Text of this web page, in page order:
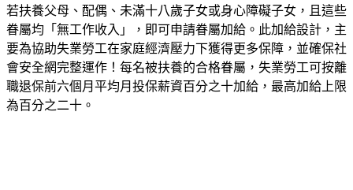
眷屬均「無工作收入」，即可申請眷屬加給。此加給設計，主
要為協助失業勞工在家庭經濟壓力下獲得更多保障，並確保社
會安全網完整運作！每名被扶養的合格眷屬，失業勞工可按離
職退保前六個月平均月投保薪資百分之十加給，最高加給上限
為百分之二十。